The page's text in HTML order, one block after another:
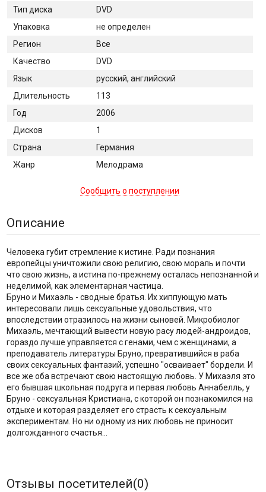
Тип диска
DVD
Упаковка
не определен
Регион
Все
Качество
DVD
Язык
русский, английский
Длительность
113
Год
2006
Дисков
1
Страна
Германия
Жанр
Мелодрама
Сообщить о поступлении
Описание
Человека губит стремление к истине. Ради познания
европейцы уничтожили свою религию, свою мораль и почти
что свою жизнь, а истина по-прежнему осталась непознанной и
неделимой, как элементарная частица.
Бруно и Михаэль - сводные братья. Их хиппующую мать
интересовали лишь сексуальные удовольствия, что
впоследствии отразилось на жизни сыновей. Микробиолог
Михаэль, мечтающий вывести новую расу людей-андроидов,
гораздо лучше управляется с генами, чем с женщинами, а
преподаватель литературы Бруно, превратившийся в раба
своих сексуальных фантазий, успешно "осваивает" бордели. И
все же оба встречают свою настоящую любовь. У Михаэля это
его бывшая школьная подруга и первая любовь Аннабелль, у
Бруно - сексуальная Кристиана, с которой он познакомился на
отдыхе и которая разделяет его страсть к сексуальным
экспериментам. Но ни одному из них любовь не приносит
долгожданного счастья…
Отзывы посетителей(0)